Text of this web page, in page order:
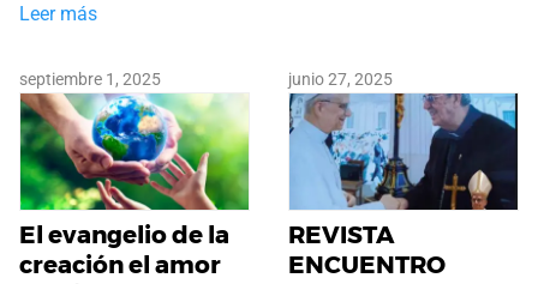
Leer más
septiembre 1, 2025
El evangelio de la
creación el amor
junio 27, 2025
REVISTA
ENCUENTRO